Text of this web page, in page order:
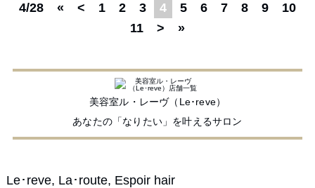
4/28 « < 1 2 3 4 5 6 7 8 9
10
11
> »
美容室ル・レーヴ（Le･reve）
あなたの「なりたい」を叶えるサロン
Le･reve, La･route, Espoir hair